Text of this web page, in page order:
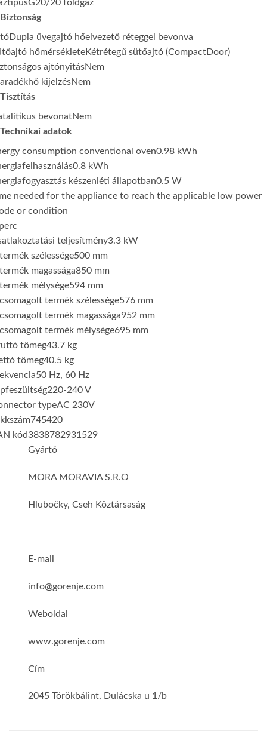
G20/20 földgáz
Biztonság
Dupla üvegajtó hőelvezető réteggel bevonva
hőmérsékleteKétrétegű sütőajtó (CompactDoor)
ajtónyitásNem
kijelzésNem
Tisztítás
bevonatNem
Technikai adatok
consumption conventional oven0.98 kWh
0.8 kWh
készenléti állapotban0.5 W
needed for the appliance to reach the applicable low power
or condition
teljesítmény3.3 kW
szélessége500 mm
magassága850 mm
mélysége594 mm
termék szélessége576 mm
termék magassága952 mm
termék mélysége695 mm
tömeg43.7 kg
tömeg40.5 kg
50 Hz, 60 Hz
220-240 V
typeAC 230V
745420
kód3838782931529
Gyártó
MORA MORAVIA S.R.O
Hlubočky, Cseh Köztársaság
E-mail
info@gorenje.com
Weboldal
www.gorenje.com
Cím
2045 Törökbálint, Dulácska u 1/b